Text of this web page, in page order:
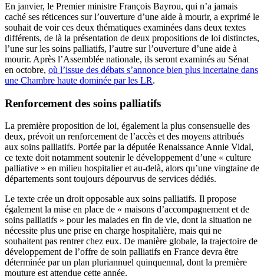
En janvier, le Premier ministre François Bayrou, qui n’a jamais
caché ses réticences sur l’ouverture d’une aide à mourir, a exprimé le
souhait de voir ces deux thématiques examinées dans deux textes
différents, de là la présentation de deux propositions de loi distinctes,
l’une sur les soins palliatifs, l’autre sur l’ouverture d’une aide à
mourir. Après l’Assemblée nationale, ils seront examinés au Sénat
en octobre, où l’issue des débats s’annonce bien plus incertaine dans
une Chambre haute dominée par les LR.
Renforcement des soins palliatifs
La première proposition de loi, également la plus consensuelle des
deux, prévoit un renforcement de l’accès et des moyens attribués
aux soins palliatifs. Portée par la députée Renaissance Annie Vidal,
ce texte doit notamment soutenir le développement d’une « culture
palliative » en milieu hospitalier et au-delà, alors qu’une vingtaine de
départements sont toujours dépourvus de services dédiés.
Le texte crée un droit opposable aux soins palliatifs. Il propose
également la mise en place de « maisons d’accompagnement et de
soins palliatifs » pour les malades en fin de vie, dont la situation ne
nécessite plus une prise en charge hospitalière, mais qui ne
souhaitent pas rentrer chez eux. De manière globale, la trajectoire de
développement de l’offre de soin palliatifs en France devra être
déterminée par un plan pluriannuel quinquennal, dont la première
mouture est attendue cette année.